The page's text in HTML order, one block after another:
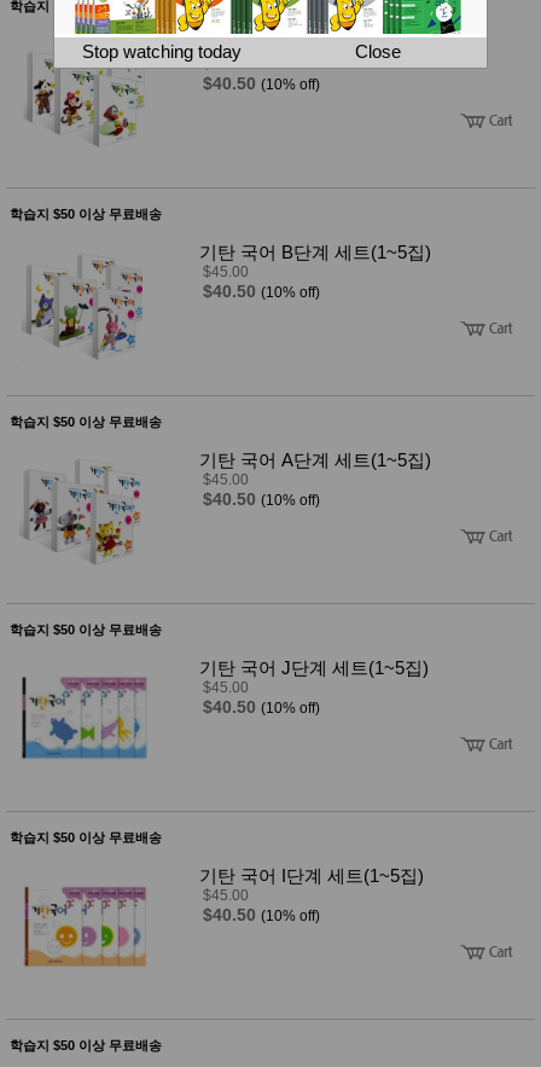
뷰 스킨케
헤어케
어/염색
바디케
장품
미용제
주방가
계절/생
활가전
건강가
드
조리용
품
주방소
품
면류
스/가루
건조식
품
농산품
DVD
유아 보
드(칠
조형물
DIY
유아 이
유식
아기띠/
용/식기
Stop watching today Close
학습지 $50 이상 무료배송
기탄 국어 C단계 세트(1~5집)
$45.00
$40.50 (10% off)
학습지 $50 이상 무료배송
기탄 국어 B단계 세트(1~5집)
$45.00
$40.50 (10% off)
학습지 $50 이상 무료배송
기탄 국어 A단계 세트(1~5집)
$45.00
$40.50 (10% off)
학습지 $50 이상 무료배송
기탄 국어 J단계 세트(1~5집)
$45.00
$40.50 (10% off)
학습지 $50 이상 무료배송
기탄 국어 I단계 세트(1~5집)
$45.00
$40.50 (10% off)
학습지 $50 이상 무료배송